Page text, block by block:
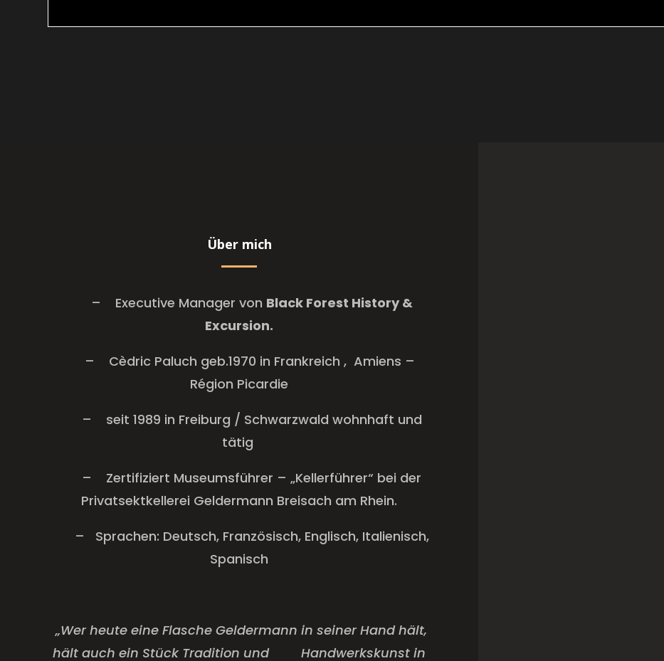
Über mich
– Executive Manager von Black Forest History &
Excursion.
–
Cèdric Paluch geb.1970 in Frankreich , Amiens –
Région Picardie
–
seit 1989 in Freiburg / Schwarzwald wohnhaft und
tätig
–
Zertifiziert Museumsführer – „Kellerführer“ bei der
Privatsektkellerei Geldermann Breisach am Rhein.
–
Sprachen: Deutsch, Französisch, Englisch, Italienisch,
Spanisch
„Wer heute eine Flasche Geldermann in seiner Hand hält,
hält auch ein Stück Tradition und
Handwerkskunst in